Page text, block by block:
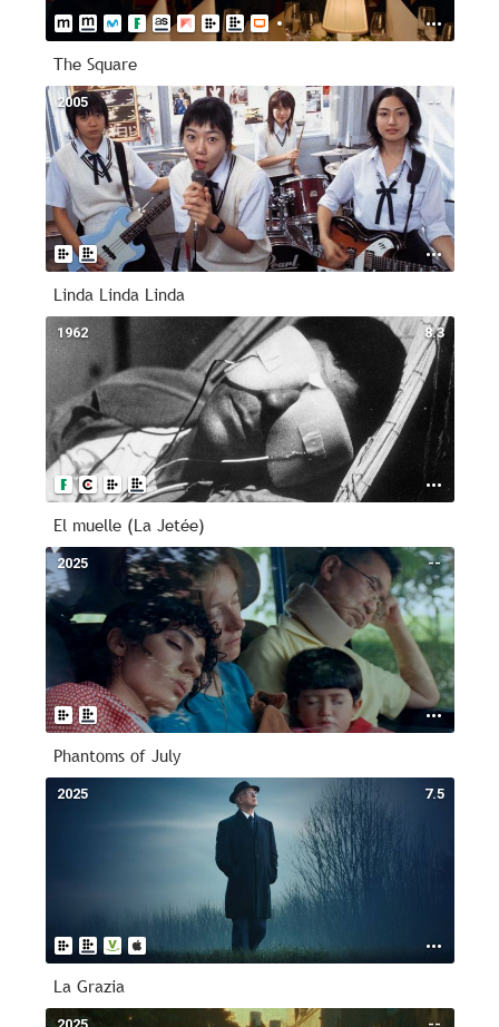
The Square
--
2005
Linda Linda Linda
8.3
1962
El muelle (La Jetée)
--
2025
Phantoms of July
7.5
2025
La Grazia